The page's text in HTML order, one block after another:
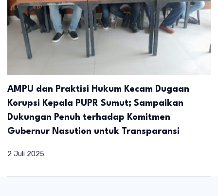
AMPU dan Praktisi Hukum Kecam Dugaan
Korupsi Kepala PUPR Sumut; Sampaikan
Dukungan Penuh terhadap Komitmen
Gubernur Nasution untuk Transparansi
2 Juli 2025